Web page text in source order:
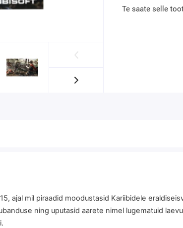
Te saate selle
ajal mil piraadid moodustasid Kariibidele
ning uputasid aarete nimel lugematuid